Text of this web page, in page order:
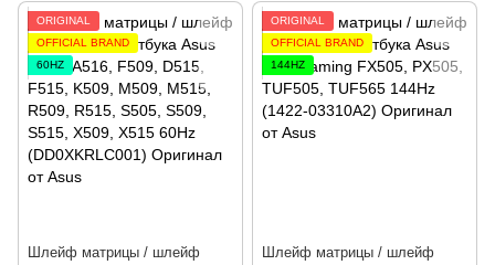
ORIGINAL
OFFICIAL BRAND
60HZ
Шлейф матрицы / шлейф
ORIGINAL
OFFICIAL BRAND
144HZ
Шлейф матрицы / шлейф